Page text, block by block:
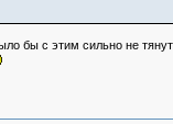
бы с этим сильно не